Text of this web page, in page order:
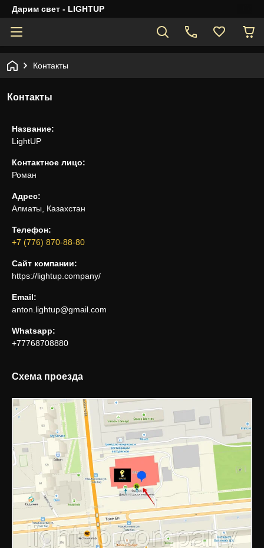
Дарим свет - LIGHTUP
Контакты
Контакты
Название:
LightUP
Контактное лицо:
Роман
Адрес:
Алматы, Казахстан
Телефон:
+7 (776) 870-88-80
Сайт компании:
https://lightup.company/
Email:
anton.lightup@gmail.com
Whatsapp:
+77768708880
Схема проезда